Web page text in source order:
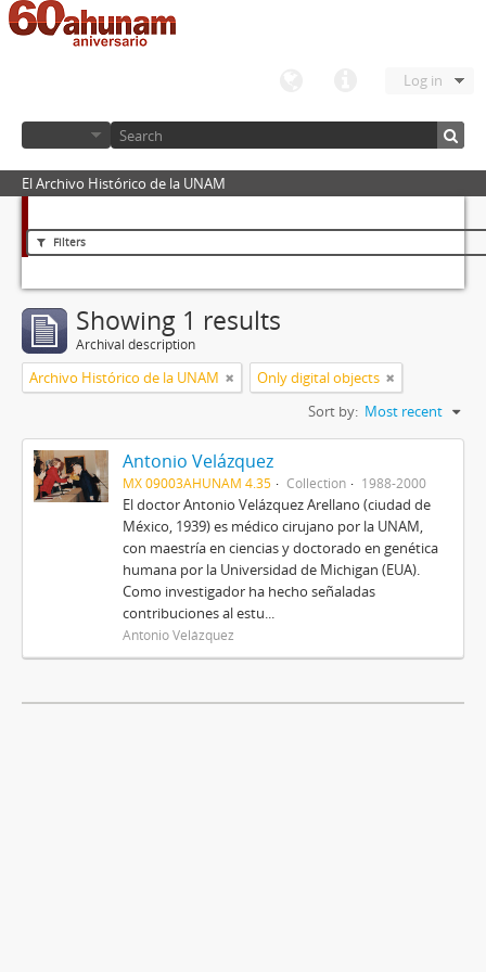
Log in
El Archivo Histórico de la UNAM
Filters
Showing 1 results
Archival description
Archivo Histórico de la UNAM
Only digital objects
Sort by: Most recent
Antonio Velázquez
MX 09003AHUNAM 4.35 Collection 1988-2000
El doctor Antonio Velázquez Arellano (ciudad de
México, 1939) es médico cirujano por la UNAM,
con maestría en ciencias y doctorado en genética
humana por la Universidad de Michigan (EUA).
Como investigador ha hecho señaladas
contribuciones al estu...
Antonio Velázquez